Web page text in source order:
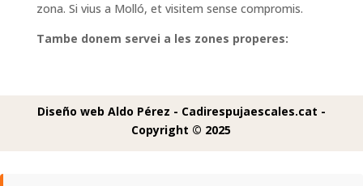
zona. Si vius a Molló, et visitem sense compromis.
Tambe donem servei a les zones properes:
Diseño web Aldo Pérez - Cadirespujaescales.cat -
Copyright © 2025